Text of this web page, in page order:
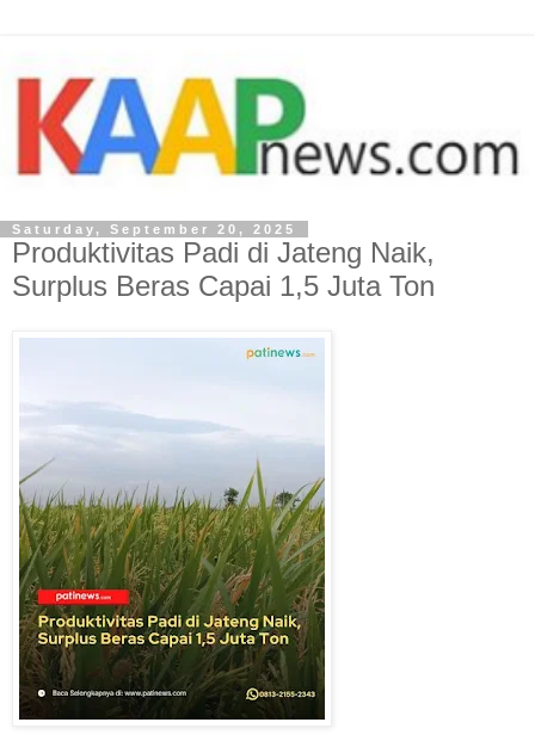
Saturday, September 20, 2025
Produktivitas Padi di Jateng Naik,
Surplus Beras Capai 1,5 Juta Ton